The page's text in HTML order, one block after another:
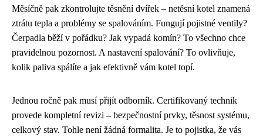
Měsíčně pak zkontrolujte těsnění dvířek – netěsní kotel znamená
ztrátu tepla a problémy se spalováním. Fungují pojistné ventily?
Čerpadla běží v pořádku? Jak vypadá komín? To všechno chce
pravidelnou pozornost. A nastavení spalování? To ovlivňuje,
kolik paliva spálíte a jak efektivně vám kotel topí.
Jednou ročně pak musí přijít odborník. Certifikovaný technik
provede kompletní revizi – bezpečnostní prvky, těsnost systému,
celkový stav. Tohle není žádná formalita. Je to pojistka, že vás